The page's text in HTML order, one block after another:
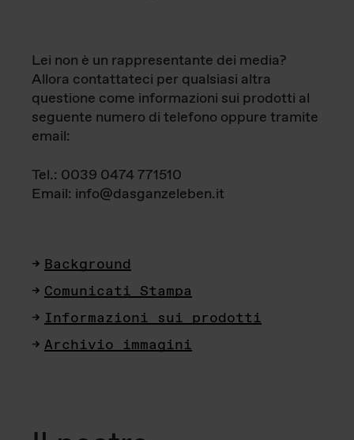
Lei non è un rappresentante dei media?
Allora contattateci per qualsiasi altra
questione come informazioni sui prodotti al
seguente numero di telefono oppure tramite
email:
Tel.: 0039 0474 771510
Email: info@dasganzeleben.it
Background
Comunicati Stampa
Informazioni sui prodotti
Archivio immagini